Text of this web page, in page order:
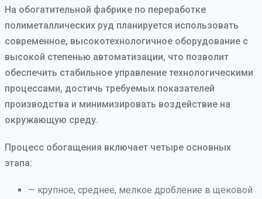
На обогатительной фабрике по переработке
полиметаллических руд планируется использовать
современное, высокотехнологичное оборудование с
высокой степенью автоматизации, что позволит
обеспечить стабильное управление технологическими
процессами, достичь требуемых показателей
производства и минимизировать воздействие на
окружающую среду.
Процесс обогащения включает четыре основных
этапа:
— крупное, среднее, мелкое дробление в щековой